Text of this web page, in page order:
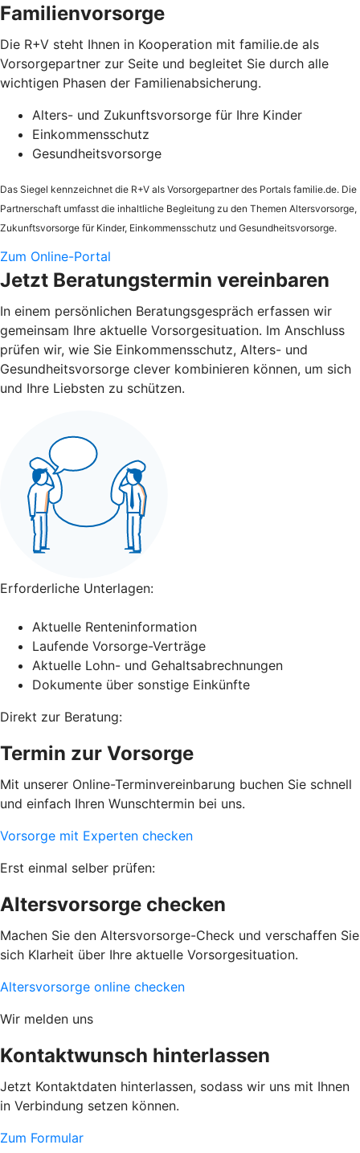
Familienvorsorge
Die R+V steht Ihnen in Kooperation mit familie.de als
Vorsorgepartner zur Seite und begleitet Sie durch alle
wichtigen Phasen der Familienabsicherung.
Alters- und Zukunftsvorsorge für Ihre Kinder
Einkommensschutz
Gesundheitsvorsorge
Das Siegel kennzeichnet die R+V als Vorsorgepartner des Portals familie.de. Die
Partnerschaft umfasst die inhaltliche Begleitung zu den Themen Altersvorsorge,
Zukunftsvorsorge für Kinder, Einkommensschutz und Gesundheitsvorsorge.
Zum Online-Portal
Jetzt Beratungstermin vereinbaren
In einem persönlichen Beratungsgespräch erfassen wir
gemeinsam Ihre aktuelle Vorsorgesituation. Im Anschluss
prüfen wir, wie Sie Einkommensschutz, Alters- und
Gesundheitsvorsorge clever kombinieren können, um sich
und Ihre Liebsten zu schützen.
Erforderliche Unterlagen:
Aktuelle Renteninformation
Laufende Vorsorge-Verträge
Aktuelle Lohn- und Gehaltsabrechnungen
Dokumente über sonstige Einkünfte
Direkt zur Beratung:
Termin zur Vorsorge
Mit unserer Online-Terminvereinbarung buchen Sie schnell
und einfach Ihren Wunschtermin bei uns.
Vorsorge mit Experten checken
Erst einmal selber prüfen:
Altersvorsorge checken
Machen Sie den Altersvorsorge-Check und verschaffen Sie
sich Klarheit über Ihre aktuelle Vorsorgesituation.
Altersvorsorge online checken
Wir melden uns
Kontaktwunsch hinterlassen
Jetzt Kontaktdaten hinterlassen, sodass wir uns mit Ihnen
in Verbindung setzen können.
Zum Formular